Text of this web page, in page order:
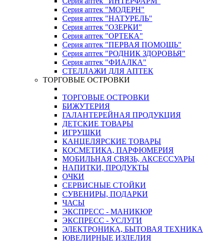
Серия аптек "МОДЕРН"
Серия аптек "НАТУРЕЛЬ"
Серия аптек "ОЗЕРКИ"
Серия аптек "ОРТЕКА"
Серия аптек "ПЕРВАЯ ПОМОЩЬ"
Серия аптек "РОДНИК ЗДОРОВЬЯ"
Серия аптек "ФИАЛКА"
СТЕЛЛАЖИ ДЛЯ АПТЕК
ТОРГОВЫЕ ОСТРОВКИ
ТОРГОВЫЕ ОСТРОВКИ
БИЖУТЕРИЯ
ГАЛАНТЕРЕЙНАЯ ПРОДУКЦИЯ
ДЕТСКИЕ ТОВАРЫ
ИГРУШКИ
КАНЦЕЛЯРСКИЕ ТОВАРЫ
КОСМЕТИКА, ПАРФЮМЕРИЯ
МОБИЛЬНАЯ СВЯЗЬ, АКСЕССУАРЫ
НАПИТКИ, ПРОДУКТЫ
ОЧКИ
СЕРВИСНЫЕ СТОЙКИ
СУВЕНИРЫ, ПОДАРКИ
ЧАСЫ
ЭКСПРЕСС - МАНИКЮР
ЭКСПРЕСС - УСЛУГИ
ЭЛЕКТРОНИКА, БЫТОВАЯ ТЕХНИКА
ЮВЕЛИРНЫЕ ИЗДЕЛИЯ